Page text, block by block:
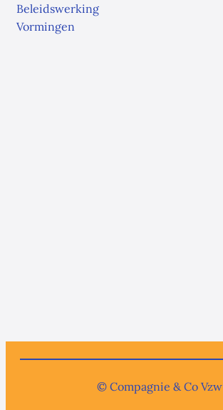
Beleidswerking
Vormingen
© Compagnie & Co Vzw